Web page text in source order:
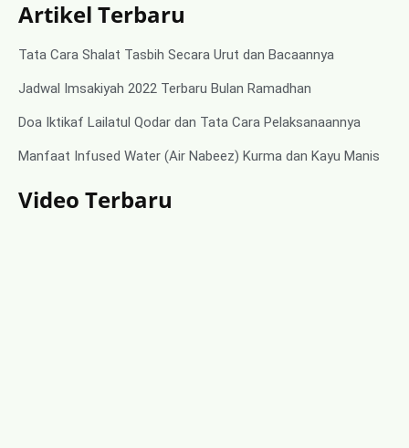
Artikel Terbaru
Tata Cara Shalat Tasbih Secara Urut dan Bacaannya
Jadwal Imsakiyah 2022 Terbaru Bulan Ramadhan
Doa Iktikaf Lailatul Qodar dan Tata Cara Pelaksanaannya
Manfaat Infused Water (Air Nabeez) Kurma dan Kayu Manis
Video Terbaru